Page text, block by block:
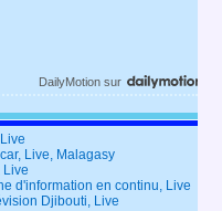
DailyMotion sur
Live, Malagasy
Live
d'information en continu, Live
Djibouti, Live